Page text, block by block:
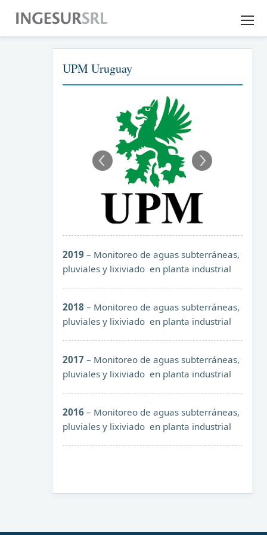
EMPRESA
EXPERIENCIA
UPM Uruguay
2019 – Monitoreo de aguas subterráneas,
pluviales y lixiviado en planta industrial
2018 – Monitoreo de aguas subterráneas,
pluviales y lixiviado en planta industrial
2017– Monitoreo de aguas subterráneas,
pluviales y lixiviado en planta industrial
2016– Monitoreo de aguas subterráneas,
pluviales y lixiviado en planta industrial